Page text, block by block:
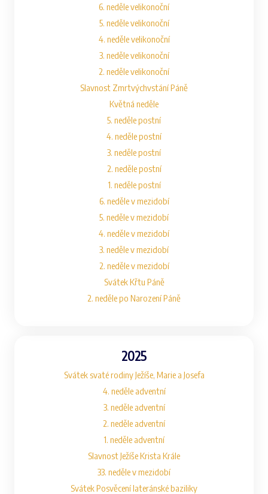
6. neděle velikonoční
5. neděle velikonoční
4. neděle velikonoční
3. neděle velikonoční
2. neděle velikonoční
Slavnost Zmrtvýchvstání Páně
Květná neděle
5. neděle postní
4. neděle postní
3. neděle postní
2. neděle postní
1. neděle postní
6. neděle v mezidobí
5. neděle v mezidobí
4. neděle v mezidobí
3. neděle v mezidobí
2. neděle v mezidobí
Svátek Křtu Páně
2. neděle po Narození Páně
2025
Svátek svaté rodiny Ježíše, Marie a Josefa
4. neděle adventní
3. neděle adventní
2. neděle adventní
1. neděle adventní
Slavnost Ježíše Krista Krále
33. neděle v mezidobí
Svátek Posvěcení lateránské baziliky